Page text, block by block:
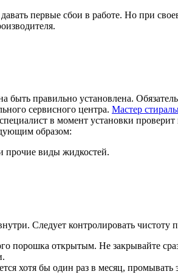
первые сбои в работе. Но при
правильно установлена.
сервисного центра. Мастер
в момент установки
образом:
прочие виды жидкостей.
Следует контролировать
порошка открытым. Не закрывайте
хотя бы один раз в месяц, промывать